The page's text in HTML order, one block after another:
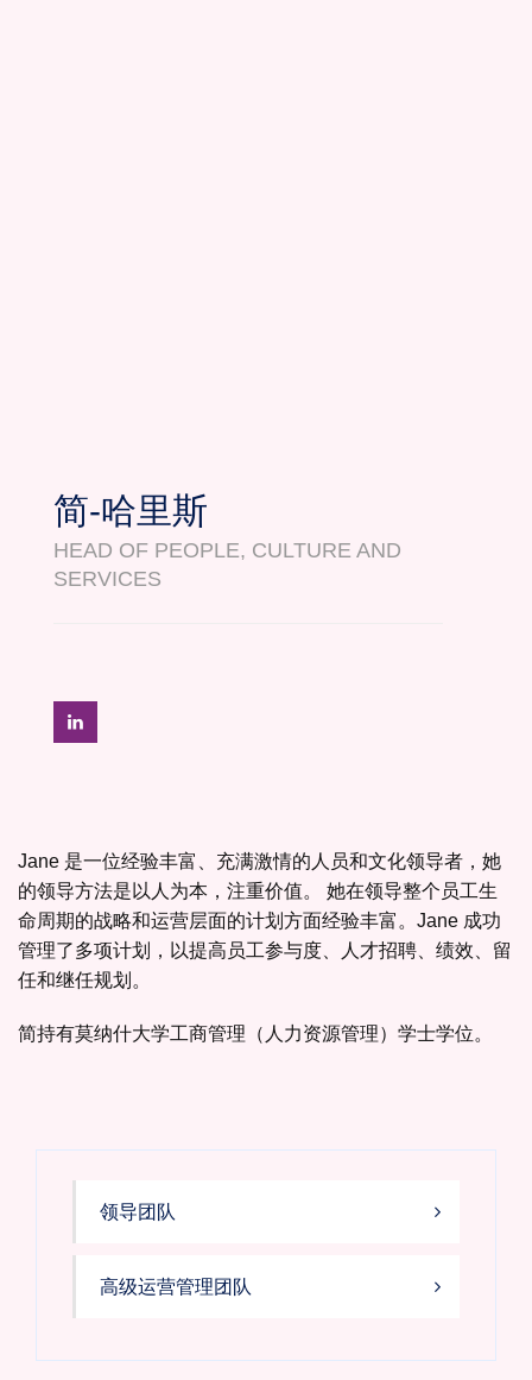
简-哈里斯
HEAD OF PEOPLE, CULTURE AND
SERVICES
Jane 是一位经验丰富、充满激情的人员和文化领导者，她
的领导方法是以人为本，注重价值。 她在领导整个员工生
命周期的战略和运营层面的计划方面经验丰富。Jane 成功
管理了多项计划，以提高员工参与度、人才招聘、绩效、留
任和继任规划。
简持有莫纳什大学工商管理（人力资源管理）学士学位。
领导团队
高级运营管理团队